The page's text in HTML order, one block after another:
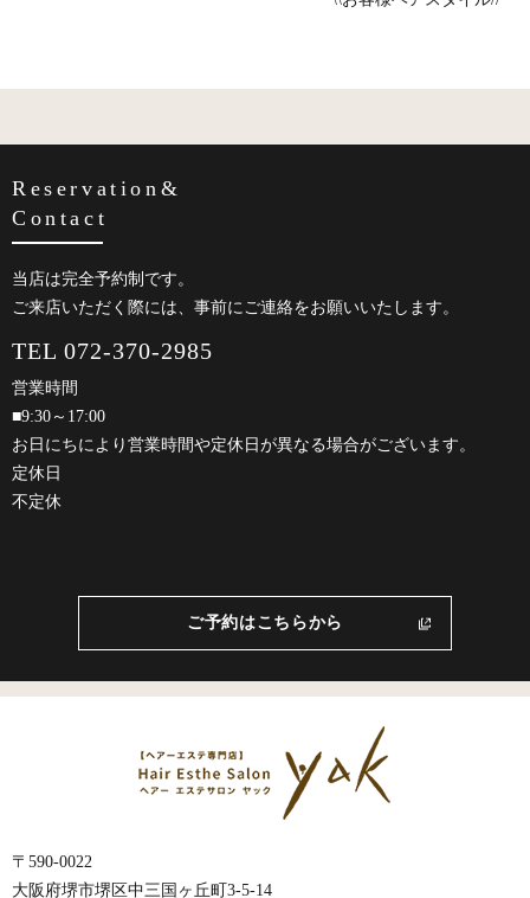
Reservation&
Contact
当店は完全予約制です。
ご来店いただく際には、事前にご連絡をお願いいたします。
TEL 072-370-2985
営業時間
■9:30～17:00
お日にちにより営業時間や定休日が異なる場合がございます。
定休日
不定休
ご予約はこちらから
〒590-0022
大阪府堺市堺区中三国ヶ丘町3-5-14